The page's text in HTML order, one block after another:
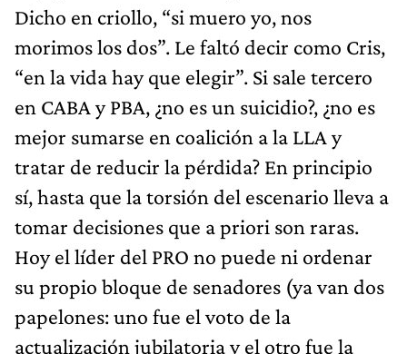
Dicho en criollo, “si muero yo, nos
morimos los dos”. Le faltó decir como Cris,
“en la vida hay que elegir”. Si sale tercero
en CABA y PBA, ¿no es un suicidio?, ¿no es
mejor sumarse en coalición a la LLA y
tratar de reducir la pérdida? En principio
sí, hasta que la torsión del escenario lleva a
tomar decisiones que a priori son raras.
Hoy el líder del PRO no puede ni ordenar
su propio bloque de senadores (ya van dos
papelones: uno fue el voto de la
actualización jubilatoria y el otro fue la